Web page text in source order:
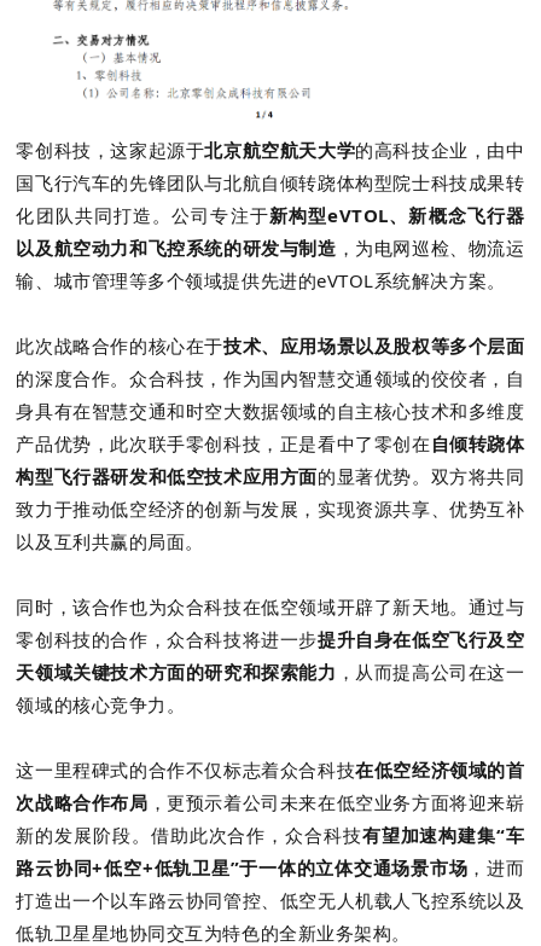
零创科技，这家起源于北京航空航天大学的高科技企业，由中
国飞行汽车的先锋团队与北航自倾转跷体构型院士科技成果转
化团队共同打造。公司专注于新构型eVTOL、新概念飞行器
以及航空动力和飞控系统的研发与制造 ，为电网巡检、物流运
输、城市管理等多个领域提供先进的eVTOL系统解决方案。
此次战略合作的核心在于技术、应用场景以及股权等多个层面
的深度合作。众合科技，作为国内智慧交通领域的佼佼者，自
身具有在智慧交通和时空大数据领域的自主核心技术和多维度
产品优势，此次联手零创科技，正是看中了零创在 自倾转跷体
构型飞行器研发和低空技术应用方面的显著优势。双方将共同
致力于推动低空经济的创新与发展，实现资源共享、优势互补
以及互利共赢的局面。
同时，该合作也为众合科技在低空领域开辟了新天地。通过与
零创科技的合作，众合科技将进一步提升自身在低空飞行及空
天领域关键技术方面的研究和探索能力 ，从而提高公司在这一
领域的核心竞争力。
这一里程碑式的合作不仅标志着众合科技在低空经济领域的首
次战略合作布局 ，更预示着公司未来在低空业务方面将迎来崭
新的发展阶段。借助此次合作，众合科技有望加速构建集“车
路云协同+低空+低轨卫星”于一体的立体交通场景市场 ，进而
打造出一个以车路云协同管控、低空无人机载人飞控系统以及
低轨卫星星地协同交互为特色的全新业务架构。